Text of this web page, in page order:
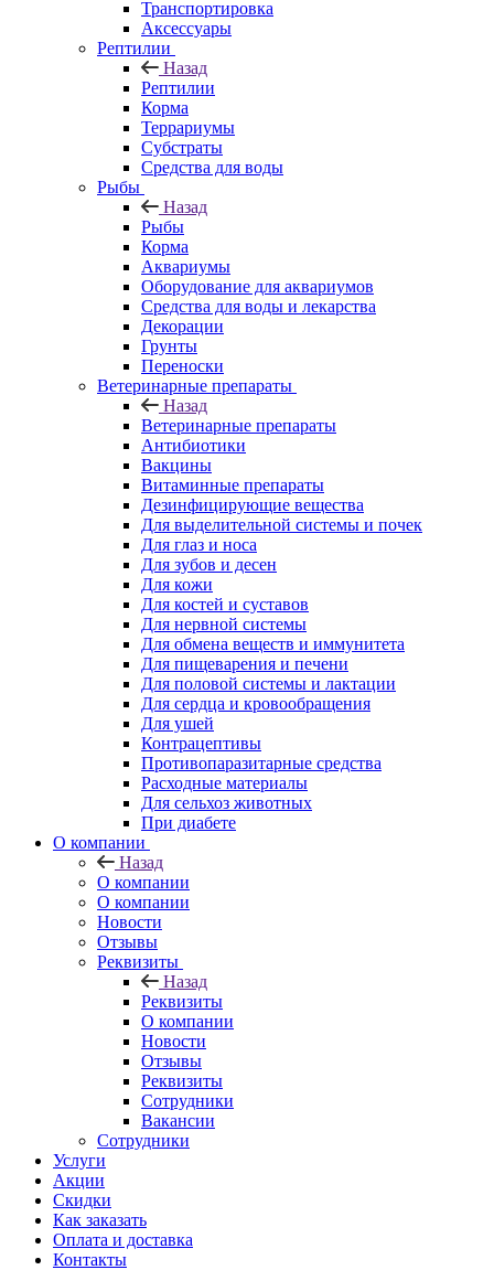
Транспортировка
Аксессуары
Рептилии
Назад
Рептилии
Корма
Террариумы
Субстраты
Средства для воды
Рыбы
Назад
Рыбы
Корма
Аквариумы
Оборудование для аквариумов
Средства для воды и лекарства
Декорации
Грунты
Переноски
Ветеринарные препараты
Назад
Ветеринарные препараты
Антибиотики
Вакцины
Витаминные препараты
Дезинфицирующие вещества
Для выделительной системы и почек
Для глаз и носа
Для зубов и десен
Для кожи
Для костей и суставов
Для нервной системы
Для обмена веществ и иммунитета
Для пищеварения и печени
Для половой системы и лактации
Для сердца и кровообращения
Для ушей
Контрацептивы
Противопаразитарные средства
Расходные материалы
Для сельхоз животных
При диабете
О компании
Назад
О компании
О компании
Новости
Отзывы
Реквизиты
Назад
Реквизиты
О компании
Новости
Отзывы
Реквизиты
Сотрудники
Вакансии
Сотрудники
Услуги
Акции
Скидки
Как заказать
Оплата и доставка
Контакты